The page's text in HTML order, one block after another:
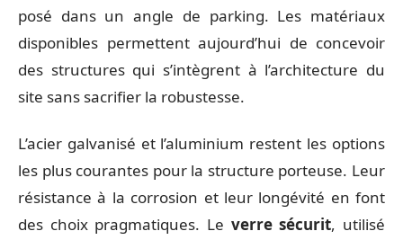
posé dans un angle de parking. Les matériaux
disponibles permettent aujourd’hui de concevoir
des structures qui s’intègrent à l’architecture du
site sans sacrifier la robustesse.
L’acier galvanisé et l’aluminium restent les options
les plus courantes pour la structure porteuse. Leur
résistance à la corrosion et leur longévité en font
des choix pragmatiques. Le verre sécurit, utilisé